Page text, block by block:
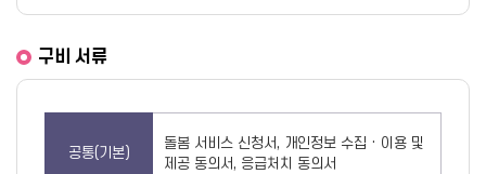
구비 서류
공통(기본)
돌봄 서비스 신청서, 개인정보 수집 · 이용 및
제공 동의서, 응급처치 동의서